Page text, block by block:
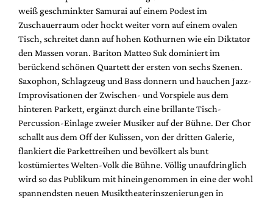
weiß geschminkter Samurai auf einem Podest im
Zuschauerraum oder hockt weiter vorn auf einem ovalen
Tisch, schreitet dann auf hohen Kothurnen wie ein Diktator
den Massen voran. Bariton Matteo Suk dominiert im
berückend schönen Quartett der ersten von sechs Szenen.
Saxophon, Schlagzeug und Bass donnern und hauchen Jazz-
Improvisationen der Zwischen- und Vorspiele aus dem
hinteren Parkett, ergänzt durch eine brillante Tisch-
Percussion-Einlage zweier Musiker auf der Bühne. Der Chor
schallt aus dem Off der Kulissen, von der dritten Galerie,
flankiert die Parkettreihen und bevölkert als bunt
kostümiertes Welten-Volk die Bühne. Völlig unaufdringlich
wird so das Publikum mit hineingenommen in eine der wohl
spannendsten neuen Musiktheaterinszenierungen in